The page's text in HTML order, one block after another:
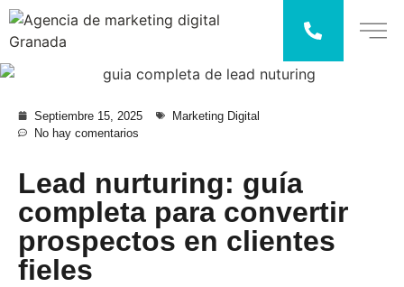
Septiembre 15, 2025
Marketing Digital
No hay comentarios
Lead nurturing: guía
completa para convertir
prospectos en clientes
fieles